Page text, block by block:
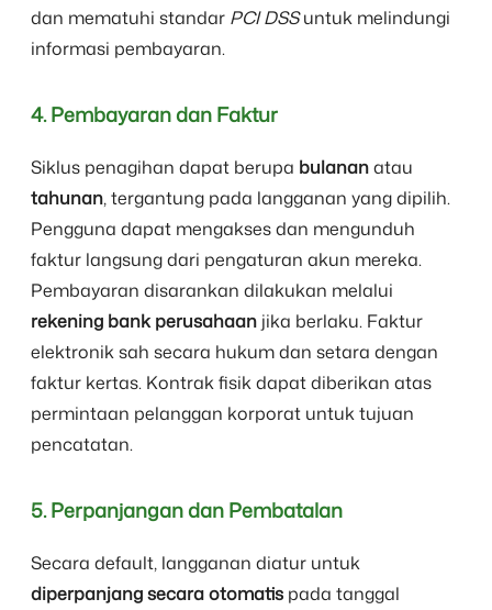
dan mematuhi standar PCI DSSuntuk melindungi
informasi pembayaran.
4. Pembayaran dan Faktur
Siklus penagihan dapat berupa bulananatau
tahunan, tergantung pada langganan yang dipilih.
Pengguna dapat mengakses dan mengunduh
faktur langsung dari pengaturan akun mereka.
Pembayaran disarankan dilakukan melalui
rekening bank perusahaan jika berlaku. Faktur
elektronik sah secara hukum dan setara dengan
faktur kertas. Kontrak fisik dapat diberikan atas
permintaan pelanggan korporat untuk tujuan
pencatatan.
5. Perpanjangan dan Pembatalan
Secara default, langganan diatur untuk
diperpanjang secara otomatis pada tanggal